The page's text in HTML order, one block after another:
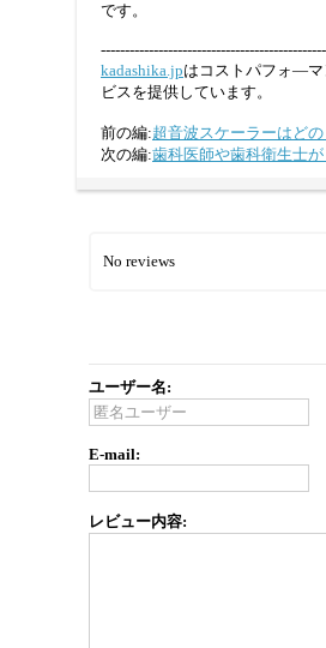
です。
kadashika.jpはコストパフォ—マ
ビスを提供しています。
前の編:超音波スケーラーはど
次の編:歯科医師や歯科衛生士
No reviews
ユーザー名:
E-mail:
レビュー内容: